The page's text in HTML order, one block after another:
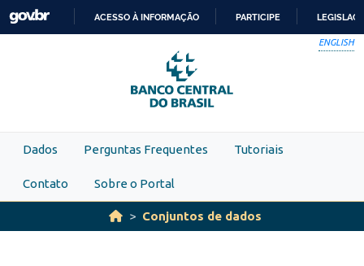
Skip to main content
PARA
O
CONTEÚDO
ACESSO À INFORMAÇÃO PARTICIPE
ENGLISH
Dados Perguntas Frequentes Tutoriais
Contato Sobre o Portal
Conjuntos de dados